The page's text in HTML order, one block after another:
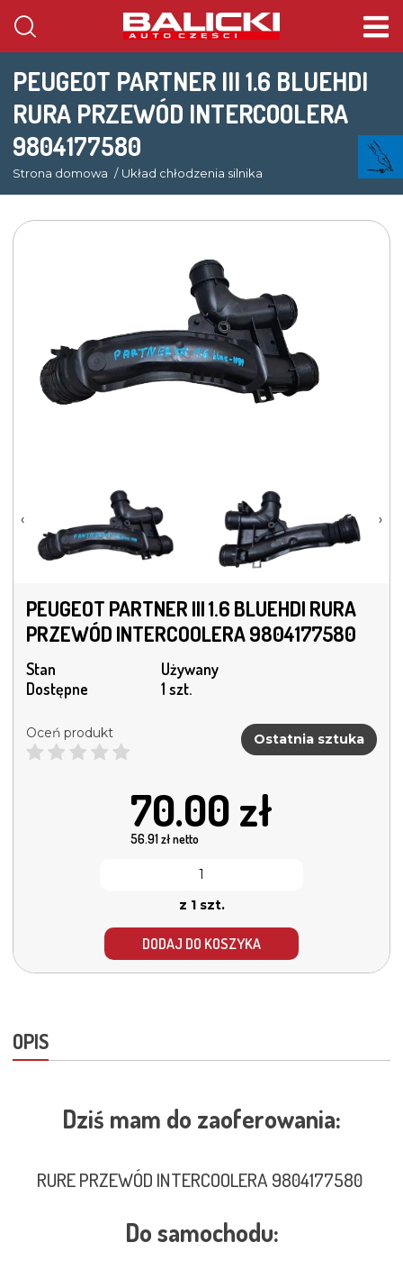
PEUGEOT PARTNER III 1.6 BLUEHDI
RURA PRZEWÓD INTERCOOLERA
9804177580
Strona domowa Układ chłodzenia silnika
‹ ›
PEUGEOT PARTNER III 1.6 BLUEHDI RURA
PRZEWÓD INTERCOOLERA 9804177580
Stan
Używany
Dostępne
1 szt.
Oceń produkt Ostatnia sztuka
70.00 zł
56.91zł netto
z 1 szt.
DODAJ DO KOSZYKA
OPIS
Dziś mam do zaoferowania:
RURE PRZEWÓD INTERCOOLERA 9804177580
Do samochodu: